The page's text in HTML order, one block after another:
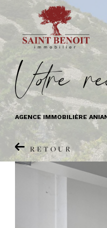
Vore re
AGENCE IMMOBILIÈRE
RETOUR